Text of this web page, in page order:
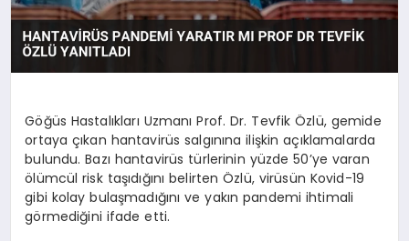
TEKNOLOJI
Göğüs Hastalıkları Uzmanı Prof. Dr. Tevfik Özlü, gemide
ortaya çıkan hantavirüs salgınına ilişkin açıklamalarda
bulundu. Bazı hantavirüs türlerinin yüzde 50’ye varan
ölümcül risk taşıdığını belirten Özlü, virüsün Kovid-19
gibi kolay bulaşmadığını ve yakın pandemi ihtimali
görmediğini ifade etti.